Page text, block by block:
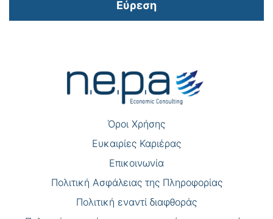
Εύρεση
Όροι Χρήσης
Eυκαιρίες Καριέρας
Επικοινωνία
Πολιτική Ασφάλειας της Πληροφορίας
Πολιτική εναντί διαφθοράς